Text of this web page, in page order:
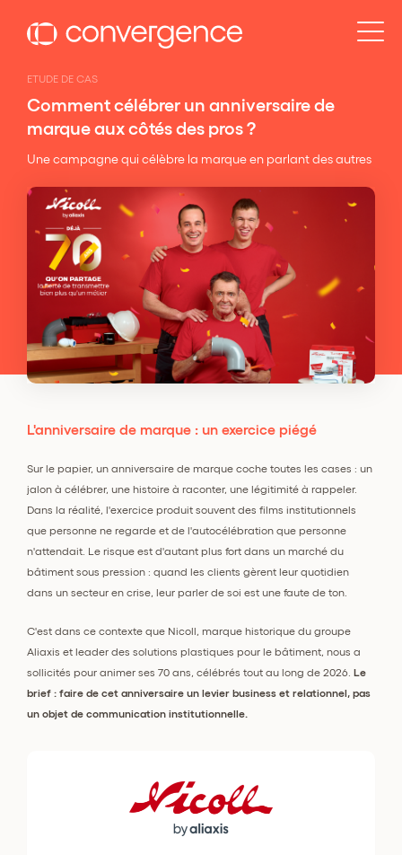
ETUDE DE CAS
Comment célébrer un anniversaire de
marque aux côtés des pros ?
Une campagne qui célèbre la marque en parlant des autres
L'anniversaire de marque : un exercice piégé
Sur le papier, un anniversaire de marque coche toutes les cases : un
jalon à célébrer, une histoire à raconter, une légitimité à rappeler.
Dans la réalité, l'exercice produit souvent des films institutionnels
que personne ne regarde et de l'autocélébration que personne
n'attendait. Le risque est d'autant plus fort dans un marché du
bâtiment sous pression : quand les clients gèrent leur quotidien
dans un secteur en crise, leur parler de soi est une faute de ton.
C'est dans ce contexte que Nicoll, marque historique du groupe
Aliaxis et leader des solutions plastiques pour le bâtiment, nous a
sollicités pour animer ses 70 ans, célébrés tout au long de 2026. Le
brief : faire de cet anniversaire un levier business et relationnel, pas
un objet de communication institutionnelle.